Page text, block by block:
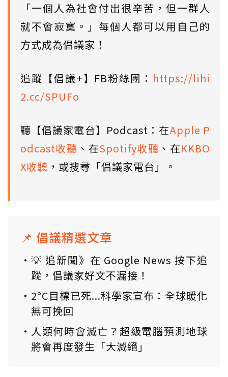
「一個人為社會付出很辛苦，但一群人
就不會寂寞。」每個人都可以用自己的
方式成為倡議家！
追蹤【倡議+】FB粉絲團： https://lihi
2.cc/SPUFo
聽【倡議家電台】Podcast：在Apple P
odcast收聽 、在Spotify收聽 、在KKBO
X收聽 ，或搜尋「倡議家電台」。
📌 倡議精選文章
💡 追新聞》在 Google News 按下追
蹤，倡議家好文不漏接！
2°C目標已死...科學家宣布：全球暖化
無可挽回
人類何時會滅亡？超級電腦預測地球
將會再度發生「大滅絕」